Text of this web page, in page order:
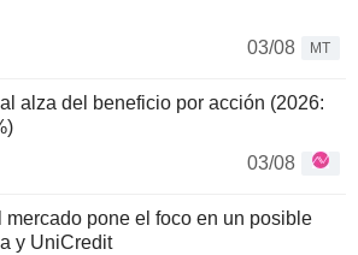
03/08
MT
alza del beneficio por acción (2026:
03/08
mercado pone el foco en un posible
y UniCredit